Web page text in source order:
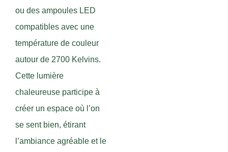
ou des ampoules LED
compatibles avec une
température de couleur
autour de 2700 Kelvins.
Cette lumière
chaleureuse participe à
créer un espace où l’on
se sent bien, étirant
l’ambiance agréable et le